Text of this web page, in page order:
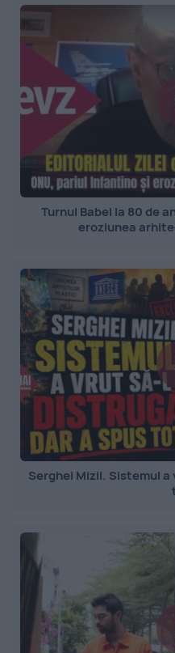
Turnul Babel la 80 de
eroziunea
Serghei Mizil. Sistemul